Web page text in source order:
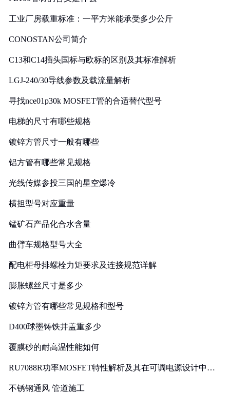
工业厂房载重标准：一平方米能承受多少公斤
CONOSTAN公司简介
C13和C14插头国标与欧标的区别及其标准解析
LGJ-240/30导线参数及载流量解析
寻找nce01p30k MOSFET管的合适替代型号
电梯的尺寸有哪些规格
镀锌方管尺寸一般有哪些
铝方管有哪些常见规格
光线传媒参投三国的星空爆冷
横担型号对应重量
锰矿石产品化合水含量
曲臂车规格型号大全
配电柜母排螺栓力矩要求及连接规范详解
膨胀螺丝尺寸是多少
镀锌方管有哪些常见规格和型号
D400球墨铸铁井盖重多少
覆膜砂的耐高温性能如何
RU7088R功率MOSFET特性解析及其在可调电源设计中的
不锈钢通风 管道施工